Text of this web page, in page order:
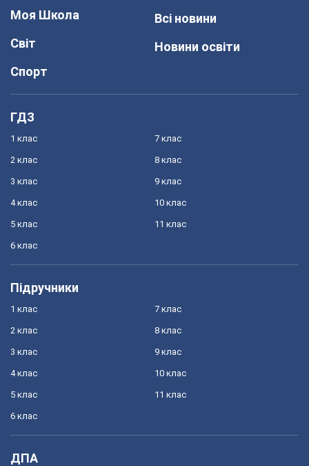
Моя Школа
Світ
Спорт
Всі новини
Новини освіти
ГДЗ
1 клас
2 клас
3 клас
4 клас
5 клас
6 клас
7 клас
8 клас
9 клас
10 клас
11 клас
Підручники
1 клас
2 клас
3 клас
4 клас
5 клас
6 клас
7 клас
8 клас
9 клас
10 клас
11 клас
ДПА